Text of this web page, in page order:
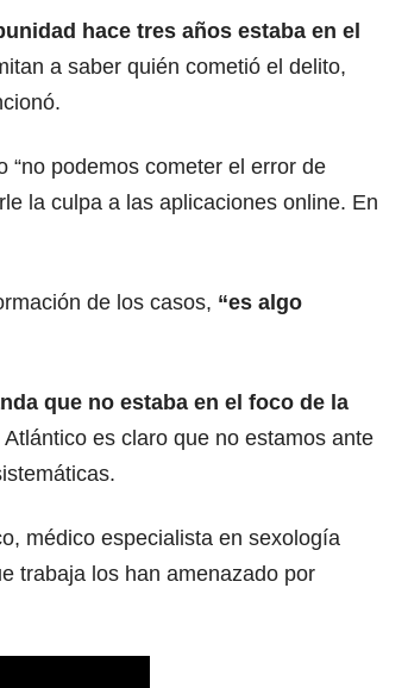
hace tres años estaba en el
a saber quién cometió el delito,
“no podemos cometer el error de
la culpa a las aplicaciones online. En
de los casos, “es algo
que no estaba en el foco de la
es claro que no estamos ante
médico especialista en sexología
trabaja los han amenazado por